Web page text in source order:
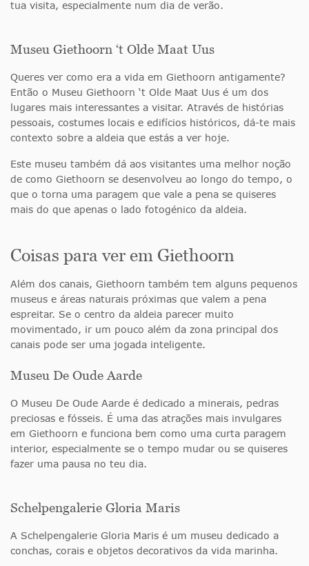
tua visita, especialmente num dia de verão.
Museu Giethoorn ‘t Olde Maat Uus
Queres ver como era a vida em Giethoorn antigamente?
Então o Museu Giethoorn ‘t Olde Maat Uus é um dos
lugares mais interessantes a visitar. Através de histórias
pessoais, costumes locais e edifícios históricos, dá-te mais
contexto sobre a aldeia que estás a ver hoje.
Este museu também dá aos visitantes uma melhor noção
de como Giethoorn se desenvolveu ao longo do tempo, o
que o torna uma paragem que vale a pena se quiseres
mais do que apenas o lado fotogénico da aldeia.
Coisas para ver em Giethoorn
Além dos canais, Giethoorn também tem alguns pequenos
museus e áreas naturais próximas que valem a pena
espreitar. Se o centro da aldeia parecer muito
movimentado, ir um pouco além da zona principal dos
canais pode ser uma jogada inteligente.
Museu De Oude Aarde
O Museu De Oude Aarde é dedicado a minerais, pedras
preciosas e fósseis. É uma das atrações mais invulgares
em Giethoorn e funciona bem como uma curta paragem
interior, especialmente se o tempo mudar ou se quiseres
fazer uma pausa no teu dia.
Schelpengalerie Gloria Maris
A Schelpengalerie Gloria Maris é um museu dedicado a
conchas, corais e objetos decorativos da vida marinha.